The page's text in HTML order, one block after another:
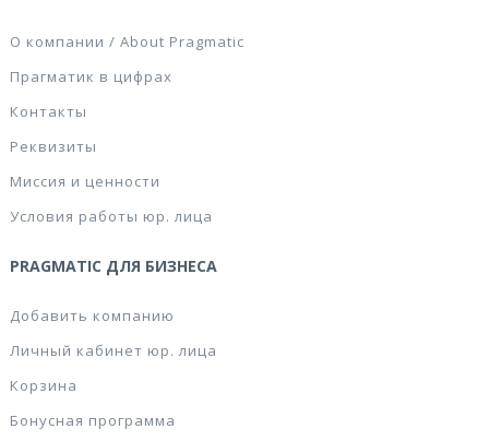
О компании / About Pragmatic
Прагматик в цифрах
Контакты
Реквизиты
Миссия и ценности
Условия работы юр. лица
PRAGMATIC ДЛЯ БИЗНЕСА
Добавить компанию
Личный кабинет юр. лица
Корзина
Бонусная программа